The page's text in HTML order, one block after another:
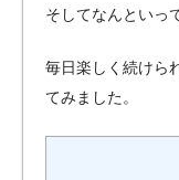
そしてなんといっ
毎日楽しく続けら
てみました。